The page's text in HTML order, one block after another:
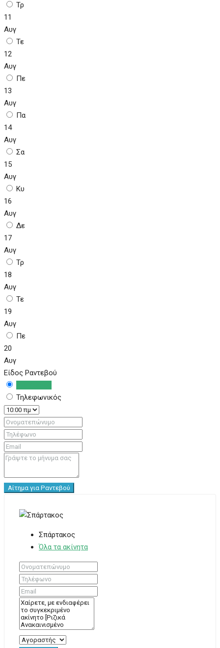
Τρ
11
Αυγ
Τε
12
Αυγ
Πε
13
Αυγ
Πα
14
Αυγ
Σα
15
Αυγ
Κυ
16
Αυγ
Δε
17
Αυγ
Τρ
18
Αυγ
Τε
19
Αυγ
Πε
20
Αυγ
Είδος Ραντεβού
Τηλεφωνικός
Αίτημα για Ραντεβού
Σπάρτακος
Όλα τα ακίνητα